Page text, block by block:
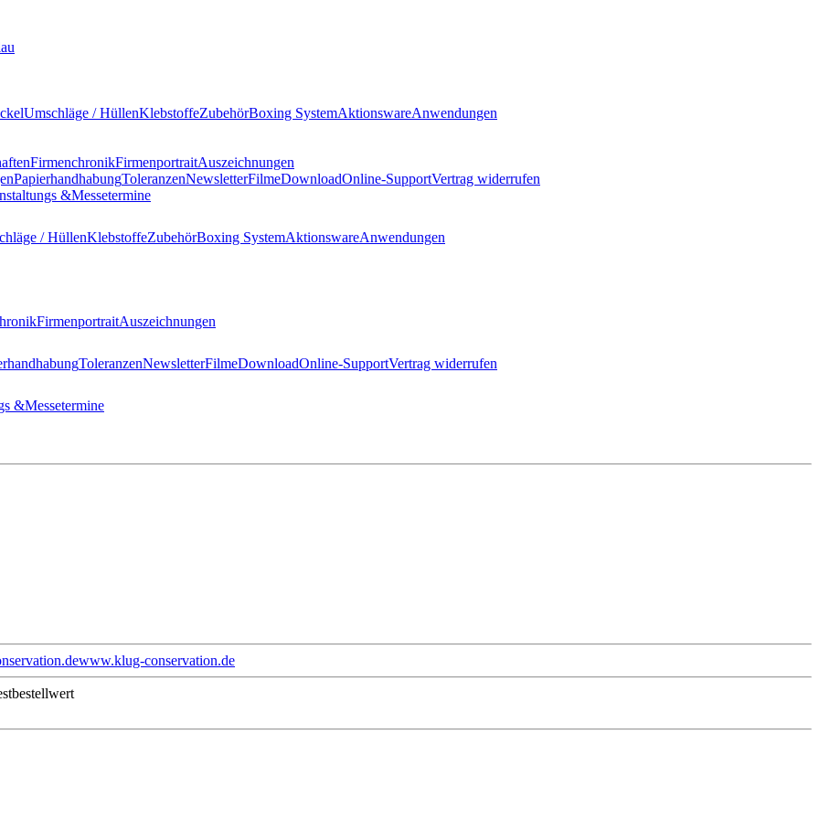
Umschläge / HüllenKlebstoffeZubehörBoxing SystemAktionswareAnwendungen
FirmenchronikFirmenportraitAuszeichnungen
PapierhandhabungToleranzenNewsletterFilmeDownloadOnline-SupportVertrag widerrufen
&Messetermine
/ HüllenKlebstoffeZubehörBoxing SystemAktionswareAnwendungen
FirmenportraitAuszeichnungen
ToleranzenNewsletterFilmeDownloadOnline-SupportVertrag widerrufen
&Messetermine
www.klug-conservation.de